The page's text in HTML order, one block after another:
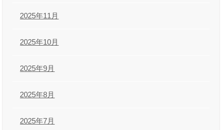
2025年11月
2025年10月
2025年9月
2025年8月
2025年7月